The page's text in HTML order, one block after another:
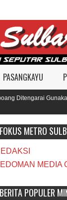
PASANGKAYU
Ditengarai Gunakan
FOKUS METRO
MEDIA
BERITA POPULER